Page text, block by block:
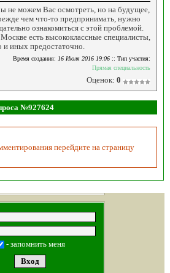
не можем Вас осмотреть, но на будущее,
чем что-то предпринимать, нужно
ознакомиться с этой проблемой.
есть высококлассные специалисты,
и иных предостаточно.
Время создания: 16 Июля 2016 19:06 :: Тип участия:
Прямая специальность
Оценок: 0
№927624
перейдите на страницу
- запомнить меня